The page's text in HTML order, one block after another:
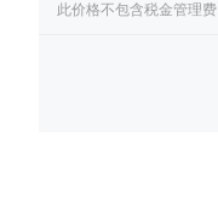
此价格不包含税金管理费